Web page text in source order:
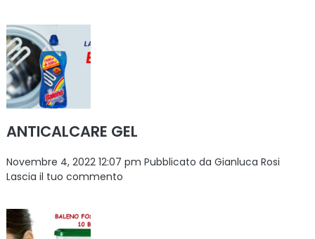
ANTICALCARE GEL
Novembre 4, 2022 12:07 pm Pubblicato da Gianluca Rosi
Lascia il tuo commento